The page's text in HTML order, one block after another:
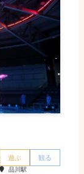
遊ぶ 観る
品川駅